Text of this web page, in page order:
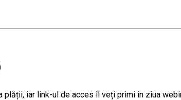
iar link-ul de acces îl veți primi în ziua